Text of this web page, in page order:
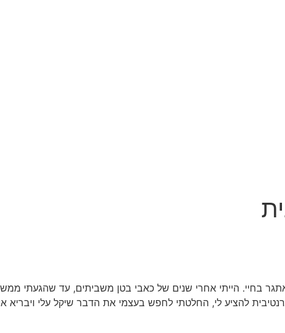
בחיי. הייתי אחרי שנים של כאבי בטן משביתים, עד שהגעתי
להציע לי, החלטתי לחפש בעצמי את הדבר שיקל עלי